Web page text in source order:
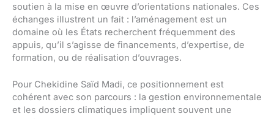
soutien à la mise en œuvre d’orientations nationales. Ces
échanges illustrent un fait : l’aménagement est un
domaine où les États recherchent fréquemment des
appuis, qu’il s’agisse de financements, d’expertise, de
formation, ou de réalisation d’ouvrages.
Pour Chekidine Saïd Madi, ce positionnement est
cohérent avec son parcours : la gestion environnementale
et les dossiers climatiques impliquent souvent une